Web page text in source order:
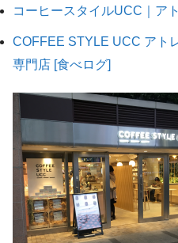
コーヒースタイルUCC｜ア
COFFEE STYLE UCC アト
専門店 [食べログ]